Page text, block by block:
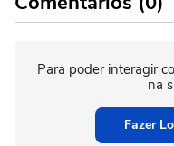
Para poder interagir
na
Fazer